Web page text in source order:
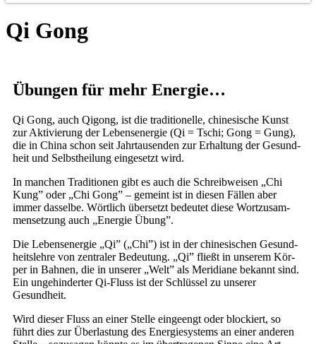
Qi Gong
Übungen für mehr Energie…
Qi Gong, auch Qigong, ist die tra­di­tio­nel­le, chi­ne­si­sche Kunst
zur Akti­vie­rung der Lebens­en­er­gie (Qi = Tschi; Gong = Gung),
die in Chi­na schon seit Jahr­tau­sen­den zur Erhal­tung der Gesund­
heit und Selbst­hei­lung ein­ge­setzt wird.
In man­chen Tra­di­tio­nen gibt es auch die Schreib­wei­sen „Chi
Kung” oder „Chi Gong” – gemeint ist in die­sen Fäl­len aber
immer das­sel­be. Wört­lich über­setzt bedeu­tet die­se Wort­zu­sam­
men­set­zung auch „Ener­gie Übung”.
Die Lebens­en­er­gie „Qi” („Chi”) ist in der chi­ne­si­schen Gesund­
heits­leh­re von zen­tra­ler Bedeu­tung. „Qi” fließt in unse­rem Kör­
per in Bah­nen, die in unse­rer „Welt” als Meri­dia­ne bekannt sind.
Ein unge­hin­der­ter Qi-Fluss ist der Schlüs­sel zu unse­rer
Gesundheit.
Wird die­ser Fluss an einer Stel­le ein­ge­engt oder blo­ckiert, so
führt dies zur Über­las­tung des Ener­gie­sys­tems an einer ande­ren